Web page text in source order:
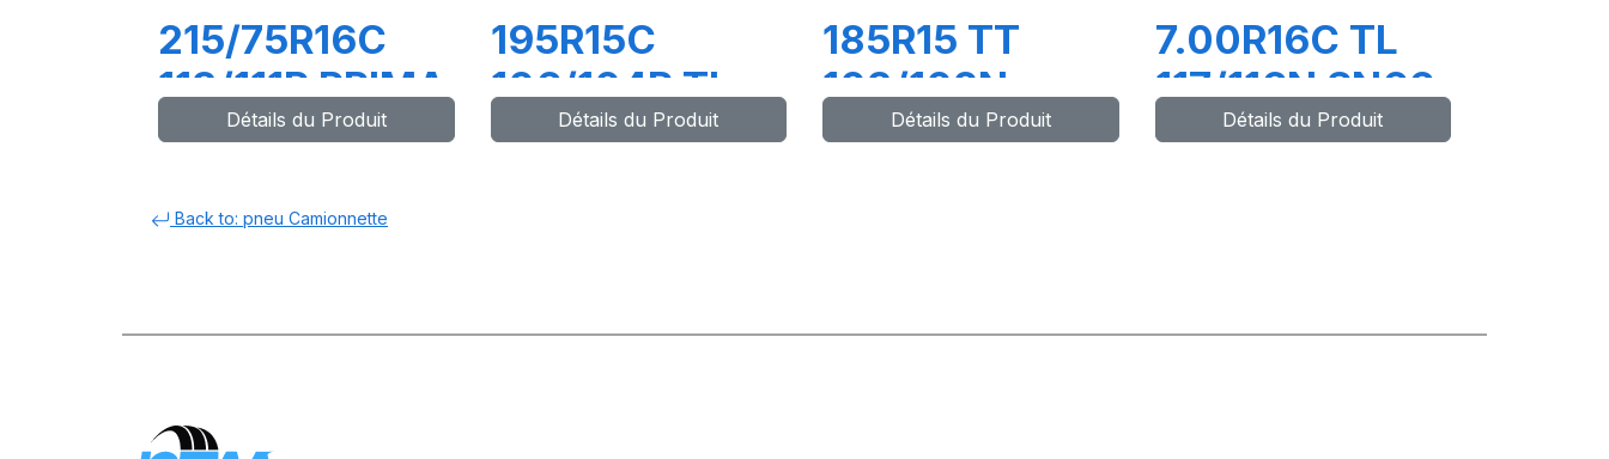
215/75R16C
113/111R PRIMA
Détails du Produit
195R15C
106/104R TL
DV82Détails du Produit
185R15 TT
103/102N
DV82Détails du Produit
7.00R16C TL
117/116N SN66
Détails du Produit
Back to: pneu Camionnette